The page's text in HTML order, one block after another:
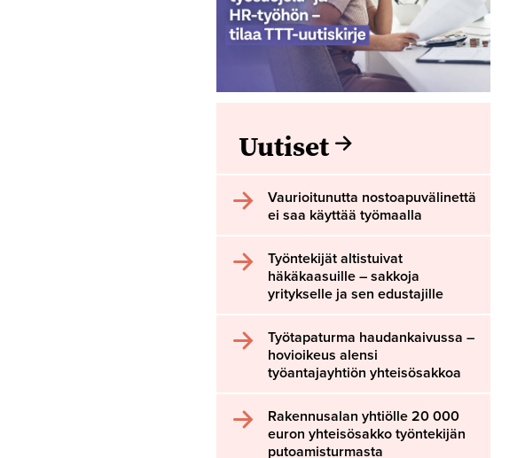
Uutiset
Vaurioitunutta nostoapuvälinettä
ei saa käyttää työmaalla
Työntekijät altistuivat
häkäkaasuille – sakkoja
yritykselle ja sen edustajille
Työtapaturma haudankaivussa –
hovioikeus alensi
työantajayhtiön yhteisösakkoa
Rakennusalan yhtiölle 20 000
euron yhteisösakko työntekijän
putoamisturmasta